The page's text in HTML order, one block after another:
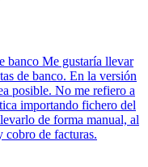
banco Me gustaría llevar
de banco. En la versión
posible. No me refiero a
importando fichero del
de forma manual, al
cobro de facturas.